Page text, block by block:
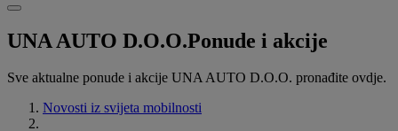
UNA AUTO D.O.O.Ponude i akcije
Sve aktualne ponude i akcije UNA AUTO D.O.O. pronađite ovdje.
Novosti iz svijeta mobilnosti